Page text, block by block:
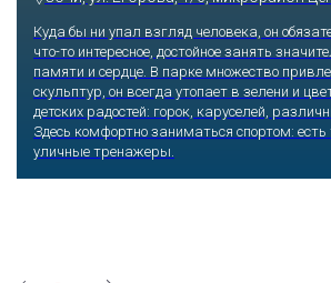
Куда бы ни упал взгляд человека, он
что-то интересное, достойное занять
памяти и сердце. В парке множество
скульптур, он всегда утопает в зелени и
детских радостей: горок, каруселей,
Здесь комфортно заниматься спортом: есть
уличные тренажеры.